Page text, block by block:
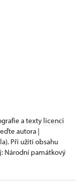
a texty licenci
autora |
Při užití obsahu
Národní památkový